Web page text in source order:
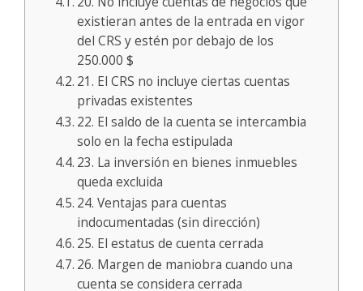
existieran antes de la entrada en vigor
del CRS y estén por debajo de los
250.000 $
21. El CRS no incluye ciertas cuentas
privadas existentes
22. El saldo de la cuenta se intercambia
solo en la fecha estipulada
23. La inversión en bienes inmuebles
queda excluida
24. Ventajas para cuentas
indocumentadas (sin dirección)
25. El estatus de cuenta cerrada
26. Margen de maniobra cuando una
cuenta se considera cerrada